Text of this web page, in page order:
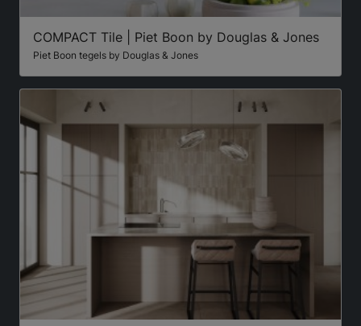
COMPACT Tile | Piet Boon by Douglas & Jones
Piet Boon tegels by Douglas & Jones